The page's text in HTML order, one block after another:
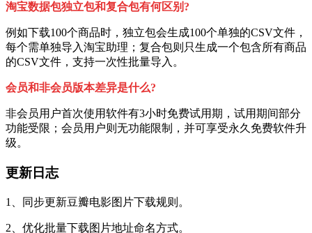
淘宝数据包独立包和复合包有何区别?
例如下载100个商品时，独立包会生成100个单独的CSV文件，
每个需单独导入淘宝助理；复合包则只生成一个包含所有商品
的CSV文件，支持一次性批量导入。
会员和非会员版本差异是什么?
非会员用户首次使用软件有3小时免费试用期，试用期间部分
功能受限；会员用户则无功能限制，并可享受永久免费软件升
级。
更新日志
1、同步更新豆瓣电影图片下载规则。
2、优化批量下载图片地址命名方式。